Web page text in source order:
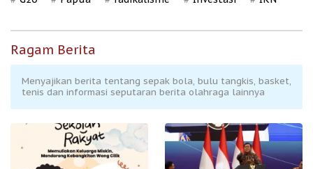
Ragam Berita
Menyajikan berita tentang sepak bola, bulu tangkis, basket,
tenis dan informasi seputaran berita olahraga lainnya